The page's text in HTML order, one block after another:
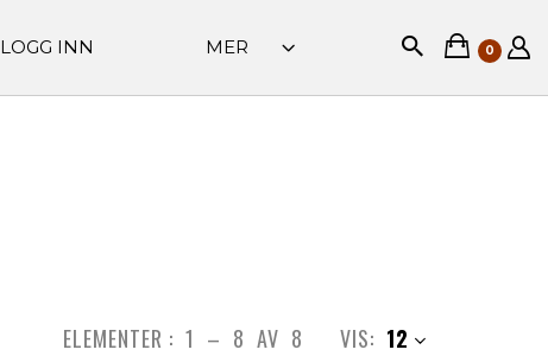
LOGG INN MER 0
ELEMENTER : 1 – 8 AV 8 VIS: 12